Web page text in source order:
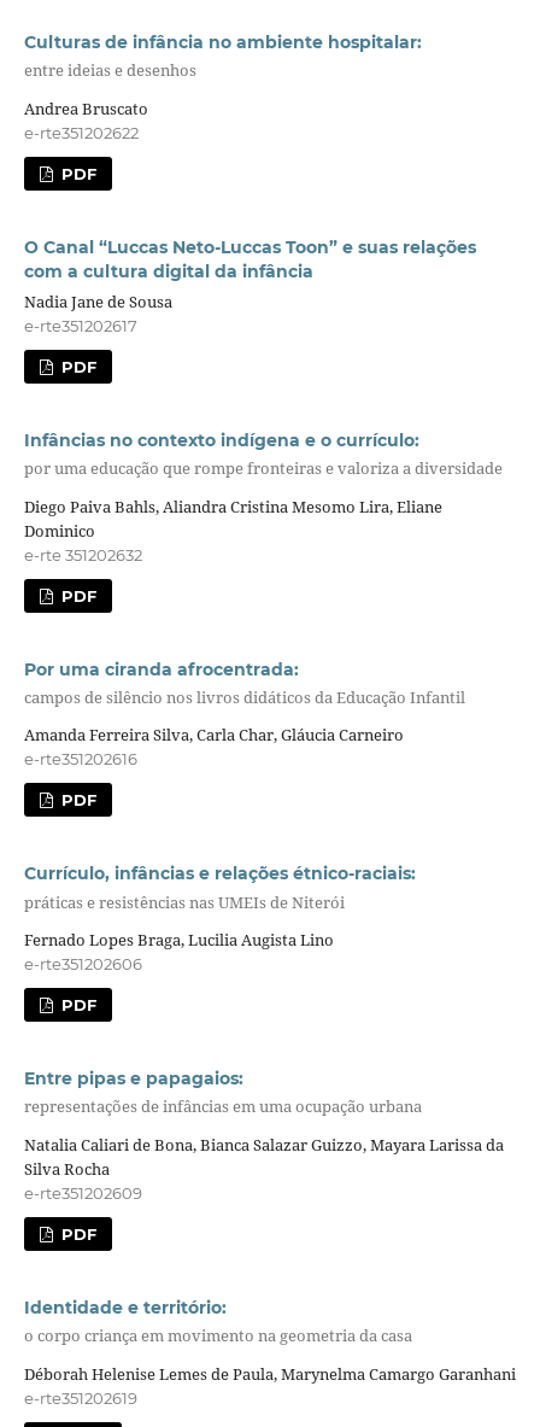
Culturas de infância no ambiente hospitalar:
entre ideias e desenhos
Andrea Bruscato
e-rte351202622
PDF
O Canal “Luccas Neto-Luccas Toon” e suas relações
com a cultura digital da infância
Nadia Jane de Sousa
e-rte351202617
PDF
Infâncias no contexto indígena e o currículo:
por uma educação que rompe fronteiras e valoriza a diversidade
Diego Paiva Bahls, Aliandra Cristina Mesomo Lira, Eliane
Dominico
e-rte 351202632
PDF
Por uma ciranda afrocentrada:
campos de silêncio nos livros didáticos da Educação Infantil
Amanda Ferreira Silva, Carla Char, Gláucia Carneiro
e-rte351202616
PDF
Currículo, infâncias e relações étnico-raciais:
práticas e resistências nas UMEIs de Niterói
Fernado Lopes Braga, Lucilia Augista Lino
e-rte351202606
PDF
Entre pipas e papagaios:
representações de infâncias em uma ocupação urbana
Natalia Caliari de Bona, Bianca Salazar Guizzo, Mayara Larissa da
Silva Rocha
e-rte351202609
PDF
Identidade e território:
o corpo criança em movimento na geometria da casa
Déborah Helenise Lemes de Paula, Marynelma Camargo Garanhani
e-rte351202619